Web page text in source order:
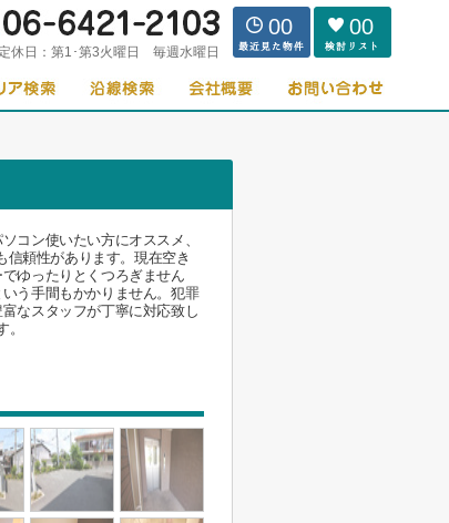
定休日： 第1･第3火曜日 毎週水曜日
00 00
コン使いたい方にオススメ、
頼性があります。現在空き
ゆったりとくつろぎません
う手間もかかりません。犯罪
なスタッフが丁寧に対応致し